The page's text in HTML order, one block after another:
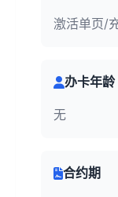
激活单页/
办卡年龄
无
合约期